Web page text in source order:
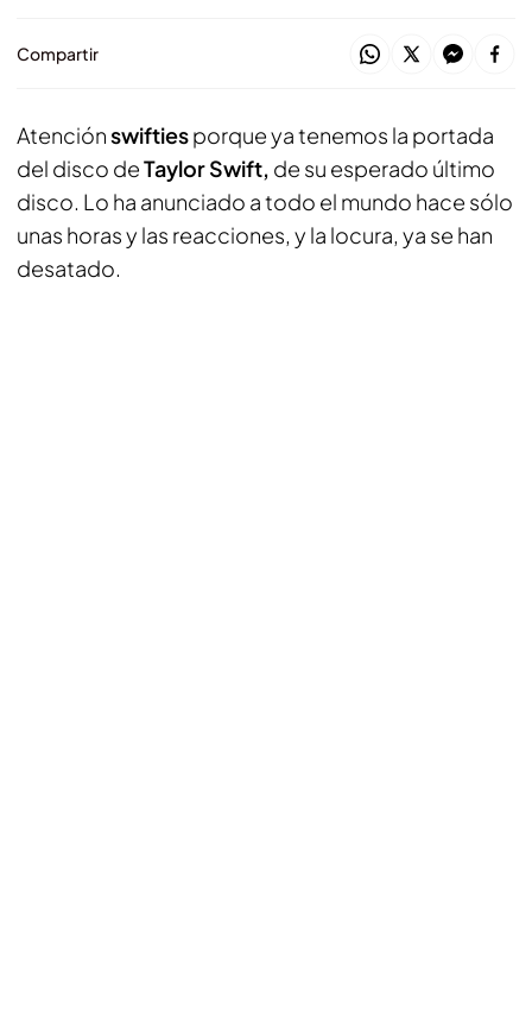
Compartir
Atenciónswiftiesporque ya tenemos la portada
del disco deTaylor Swift, de su esperado último
disco. Lo ha anunciado a todo el mundo hace sólo
unas horas y las reacciones, y la locura, ya se han
desatado.